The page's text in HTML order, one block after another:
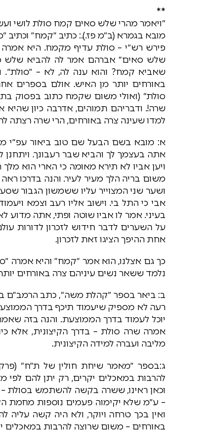
**
״ויאמר מהרי שלש סאים קמח סולת לושי
מובא בגמרא (ב״מ פז.).: כתיב ״קמח״ וכתיב
פירש רש״י – סולת עדיף מקמח. היא
שלש סאים״ אברהם אמר לה להביא שלש
שאביא קמח? והוא ענה לה, לא –
באורחים יותר מן האיש. אולם בספרים
סולת״ (ואולי משום שקמח כתוב בפסוק
שרה!. ודבריהם תמוהים, אדרבה כיון
למדו שעינה צרה באורחים, הרי שרה רצתה
א: מובא בשם הבעל שם טוב ביאור עפ״י
אתה בעצמך לך והביא שבר רעבונך. ויתחנן
ויען אביו לא תירא מאומה כי הארי הוא מלך
משום בריה הלך מעיר לעיר. והנה בדרכו
ושער שני המצוייר עליו ששמשון הגבור
אבי כי התל בי. וישוב אליו רעב וצמא
בעיני. אמר לו אביו שוטה ופתי, אתה מדוע
על השערים לדבר חידוש לזכרון לדורות
אחת ההיפך הציגו זאת לזכרון.
כך גם אצלנו, הוא אמר ״קמח״ והיא אמרה
נלמד ששאר נשים עיניהם צרה באורחים
ב: ביאר בספר ״קהלת משה״, כתב הרמב״ם
רעה לא מספיק שיעמוד תיכף בדרך
יוכל לעמוד בדרך הממוצעת. והנה בזה
אמרה שרה סולת – בדרך הקיצונית, אלא
מליבה ועברה למידה הקיצונית.
ג:בספר ״מאמר שיחת חולין של ת״ח״
להרבות במאכלים יקרים, רק יתן להם לפי
וכאן ראינו, ששרה בקשה להשתמש בסולת
– ע״מ שלא יקימוה פעמים נוספות מחמת
ואין בכך טרחה ויוקר, ולא היה קשה
באורחים – משום שרוצה להרבות במאכלים